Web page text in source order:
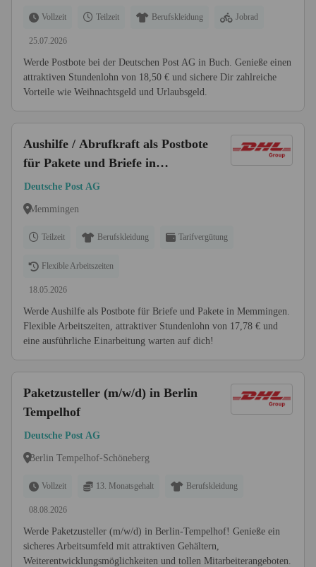
Vollzeit Teilzeit Berufskleidung Jobrad
25.07.2026
Werde Postbote bei der Deutschen Post AG in Buch. Genieße einen
attraktiven Stundenlohn von 18,50 € und sichere Dir zahlreiche
Vorteile wie Weihnachtsgeld und Urlaubsgeld.
Aushilfe / Abrufkraft als Postbote
für Pakete und Briefe in
Memmingen (m/w/d)
Deutsche Post AG
Memmingen
Teilzeit Berufskleidung Tarifvergütung
Flexible Arbeitszeiten
18.05.2026
Werde Aushilfe als Postbote für Briefe und Pakete in Memmingen.
Flexible Arbeitszeiten, attraktiver Stundenlohn von 17,78 € und
eine ausführliche Einarbeitung warten auf dich!
Paketzusteller (m/w/d) in Berlin
Tempelhof
Deutsche Post AG
Berlin Tempelhof-Schöneberg
Vollzeit 13. Monatsgehalt Berufskleidung
08.08.2026
Werde Paketzusteller (m/w/d) in Berlin-Tempelhof! Genieße ein
sicheres Arbeitsumfeld mit attraktiven Gehältern,
Weiterentwicklungsmöglichkeiten und tollen Mitarbeiterangeboten.